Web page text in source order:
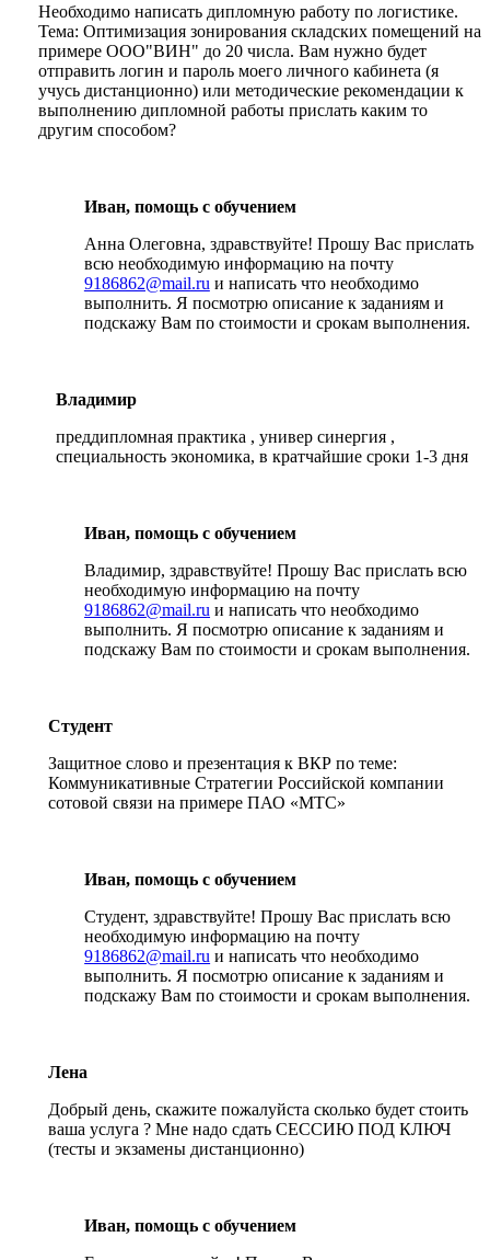
Необходимо написать дипломную работу по логистике.
Тема: Оптимизация зонирования складских помещений на
примере ООО"ВИН" до 20 числа. Вам нужно будет
отправить логин и пароль моего личного кабинета (я
учусь дистанционно) или методические рекомендации к
выполнению дипломной работы прислать каким то
другим способом?
Иван, помощь с обучением
Анна Олеговна, здравствуйте! Прошу Вас прислать
всю необходимую информацию на почту
9186862@mail.ru и написать что необходимо
выполнить. Я посмотрю описание к заданиям и
подскажу Вам по стоимости и срокам выполнения.
Владимир
преддипломная практика , универ синергия ,
специальность экономика, в кратчайшие сроки 1-3 дня
Иван, помощь с обучением
Владимир, здравствуйте! Прошу Вас прислать всю
необходимую информацию на почту
9186862@mail.ru и написать что необходимо
выполнить. Я посмотрю описание к заданиям и
подскажу Вам по стоимости и срокам выполнения.
Студент
Защитное слово и презентация к ВКР по теме:
Коммуникативные Стратегии Российской компании
сотовой связи на примере ПАО «МТС»
Иван, помощь с обучением
Студент, здравствуйте! Прошу Вас прислать всю
необходимую информацию на почту
9186862@mail.ru и написать что необходимо
выполнить. Я посмотрю описание к заданиям и
подскажу Вам по стоимости и срокам выполнения.
Лена
Добрый день, скажите пожалуйста сколько будет стоить
ваша услуга ? Мне надо сдать СЕССИЮ ПОД КЛЮЧ
(тесты и экзамены дистанционно)
Иван, помощь с обучением